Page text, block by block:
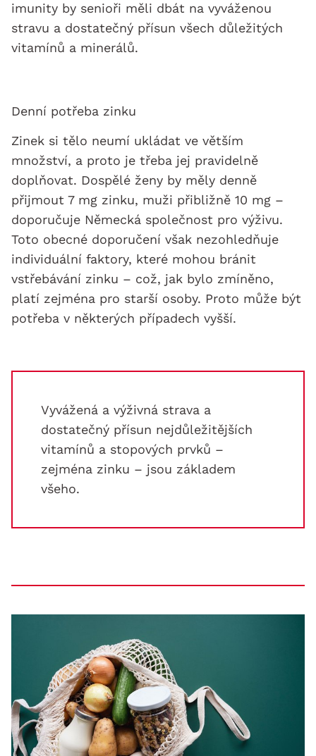
imunity by senioři měli dbát na vyváženou
stravu a dostatečný přísun všech důležitých
vitamínů a minerálů.
Denní potřeba zinku
Zinek si tělo neumí ukládat ve větším
množství, a proto je třeba jej pravidelně
doplňovat. Dospělé ženy by měly denně
přijmout 7 mg zinku, muži přibližně 10 mg –
doporučuje Německá společnost pro výživu.
Toto obecné doporučení však nezohledňuje
individuální faktory, které mohou bránit
vstřebávání zinku – což, jak bylo zmíněno,
platí zejména pro starší osoby. Proto může být
potřeba v některých případech vyšší.
Vyvážená a výživná strava a
dostatečný přísun nejdůležitějších
vitamínů a stopových prvků –
zejména zinku – jsou základem
všeho.